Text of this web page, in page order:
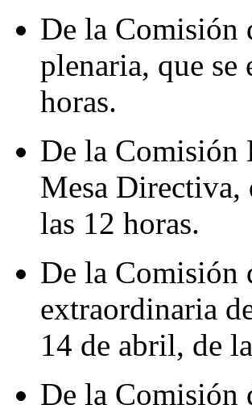
De la Comisión
plenaria, que se
horas.
De la Comisión
Mesa Directiva,
las 12 horas.
De la Comisión
extraordinaria
14 de abril, de
De la Comisión